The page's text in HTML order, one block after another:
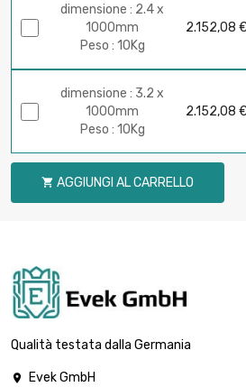
dimensione : 2.4 x
1000mm
Peso : 10Kg
2.152,08
dimensione : 3.2 x
1000mm
Peso : 10Kg
2.152,08
 AGGIUNGI AL CARRELLO
Qualità testata dalla Germania

Evek GmbH